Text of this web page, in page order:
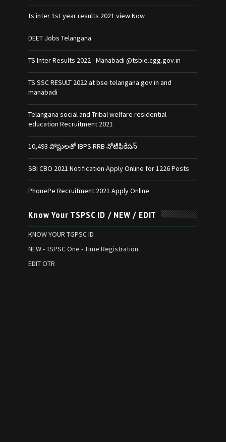
ts inter 1st year results 2021 view Now
DEET Jobs Telangana
TS Inter Results 2022 - Manabadi @tsbie.cgg.gov.in
TS SSC RESULT 2022 at bse telangana gov in and
manabadi
Telangana social and Tribal welfare residential
education Recruitment 2021
10,493 పోస్టులతో IBPS RRB నోటిఫికేషన్‌
SBI CBO 2021 Notification Apply Online for 1226 Posts
PhonePe Recruitment 2021 Apply Online
Know Your TSPSC ID / NEW / EDIT
KNOW YOUR TGPSC ID
NEW - TSPSC One - Time Registration
EDIT OTR